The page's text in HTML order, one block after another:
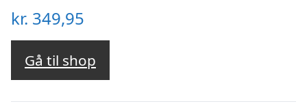
kr. 349,95
Gå til shop